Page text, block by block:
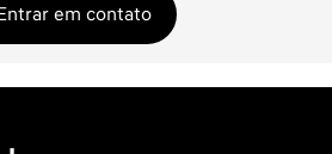
em contato